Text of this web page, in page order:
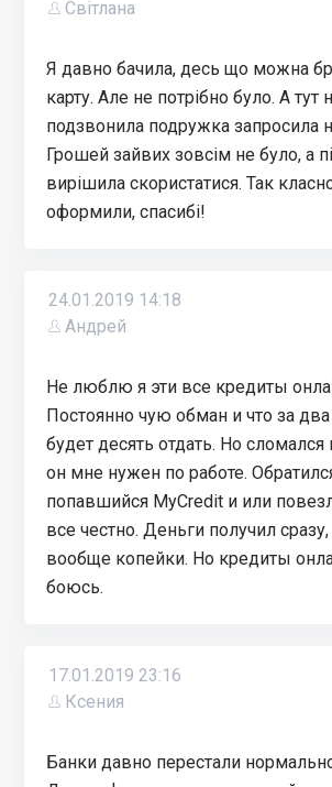
Світлана
Я давно бачила, десь що можна
карту. Але не потрібно було. А тут
подзвонила подружка запросила
Грошей зайвих зовсім не було, а
вирішила скористатися. Так
оформили, спасибі!
24.01.2019 14:18
Андрей
Не люблю я эти все кредиты
Постоянно чую обман и что за
будет десять отдать. Но
он мне нужен по работе.
попавшийся MyCredit и или
все честно. Деньги получил
вообще копейки. Но кредиты
боюсь.
17.01.2019 23:16
Ксения
Банки давно перестали